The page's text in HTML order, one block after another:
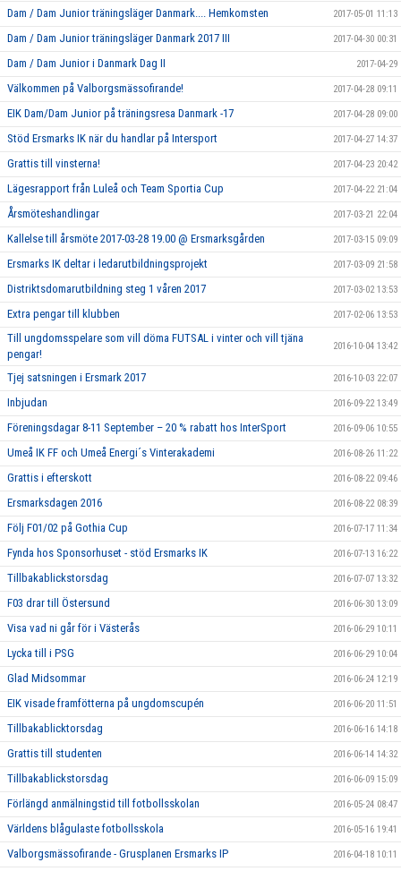
Dam / Dam Junior träningsläger Danmark.... Hemkomsten 2017-05-01 11:13
Dam / Dam Junior träningsläger Danmark 2017 III 2017-04-30 00:31
Dam / Dam Junior i Danmark Dag II 2017-04-29
Välkommen på Valborgsmässofirande! 2017-04-28 09:11
EIK Dam/Dam Junior på träningsresa Danmark -17 2017-04-28 09:00
Stöd Ersmarks IK när du handlar på Intersport 2017-04-27 14:37
Grattis till vinsterna! 2017-04-23 20:42
Lägesrapport från Luleå och Team Sportia Cup 2017-04-22 21:04
Årsmöteshandlingar 2017-03-21 22:04
Kallelse till årsmöte 2017-03-28 19.00 @ Ersmarksgården 2017-03-15 09:09
Ersmarks IK deltar i ledarutbildningsprojekt 2017-03-09 21:58
Distriktsdomarutbildning steg 1 våren 2017 2017-03-02 13:53
Extra pengar till klubben 2017-02-06 13:53
Till ungdomsspelare som vill döma FUTSAL i vinter och vill tjäna
pengar!
2016-10-04 13:42
Tjej satsningen i Ersmark 2017 2016-10-03 22:07
Inbjudan 2016-09-22 13:49
Föreningsdagar 8-11 September – 20 % rabatt hos InterSport 2016-09-06 10:55
Umeå IK FF och Umeå Energi´s Vinterakademi 2016-08-26 11:22
Grattis i efterskott 2016-08-22 09:46
Ersmarksdagen 2016 2016-08-22 08:39
Följ F01/02 på Gothia Cup 2016-07-17 11:34
Fynda hos Sponsorhuset - stöd Ersmarks IK 2016-07-13 16:22
Tillbakablickstorsdag 2016-07-07 13:32
F03 drar till Östersund 2016-06-30 13:09
Visa vad ni går för i Västerås 2016-06-29 10:11
Lycka till i PSG 2016-06-29 10:04
Glad Midsommar 2016-06-24 12:19
EIK visade framfötterna på ungdomscupén 2016-06-20 11:51
Tillbakablicktorsdag 2016-06-16 14:18
Grattis till studenten 2016-06-14 14:32
Tillbakablickstorsdag 2016-06-09 15:09
Förlängd anmälningstid till fotbollsskolan 2016-05-24 08:47
Världens blågulaste fotbollsskola 2016-05-16 19:41
Valborgsmässofirande - Grusplanen Ersmarks IP 2016-04-18 10:11